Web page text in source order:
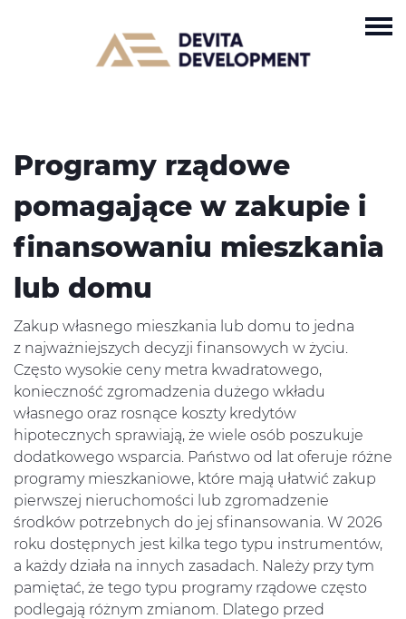
Programy rządowe
pomagające w zakupie i
finansowaniu mieszkania
lub domu
Zakup własnego mieszkania lub domu to jedna
z najważniejszych decyzji finansowych w życiu.
Często wysokie ceny metra kwadratowego,
konieczność zgromadzenia dużego wkładu
własnego oraz rosnące koszty kredytów
hipotecznych sprawiają, że wiele osób poszukuje
dodatkowego wsparcia. Państwo od lat oferuje różne
programy mieszkaniowe, które mają ułatwić zakup
pierwszej nieruchomości lub zgromadzenie
środków potrzebnych do jej sfinansowania. W 2026
roku dostępnych jest kilka tego typu instrumentów,
a każdy działa na innych zasadach. Należy przy tym
pamiętać, że tego typu programy rządowe często
podlegają różnym zmianom. Dlatego przed